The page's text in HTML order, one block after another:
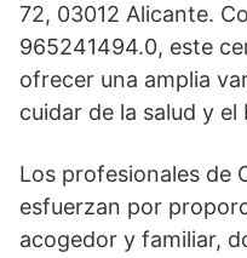
72, 03012 Alicante.
965241494.0, este
ofrecer una amplia
cuidar de la salud y
Los profesionales de
esfuerzan por
acogedor y familiar,